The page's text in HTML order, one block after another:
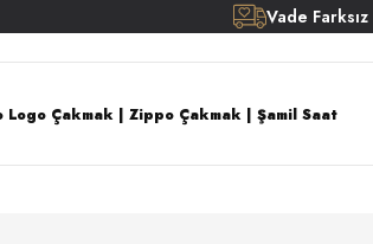
Vade Farksız